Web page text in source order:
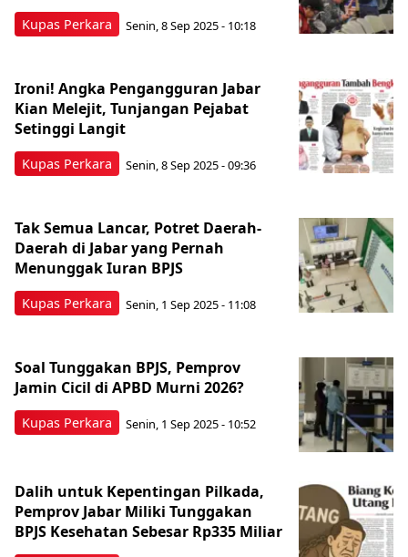
Kupas Perkara Senin, 8 Sep 2025 - 10:18
Kupas Perkara
Ironi! Angka Pengangguran Jabar
Kian Melejit, Tunjangan Pejabat
Setinggi Langit
Senin, 8 Sep 2025 - 09:36
Kupas Perkara
Tak Semua Lancar, Potret Daerah-
Daerah di Jabar yang Pernah
Menunggak Iuran BPJS
Senin, 1 Sep 2025 - 11:08
Kupas Perkara
Soal Tunggakan BPJS, Pemprov
Jamin Cicil di APBD Murni 2026?
Senin, 1 Sep 2025 - 10:52
Dalih untuk Kepentingan Pilkada,
Pemprov Jabar Miliki Tunggakan
BPJS Kesehatan Sebesar Rp335 Miliar